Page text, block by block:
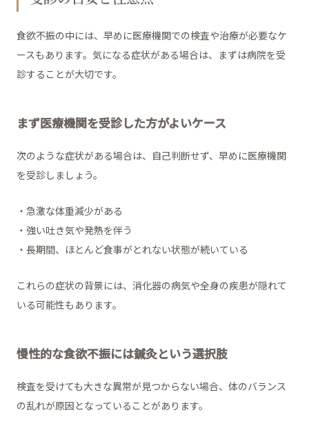
食欲不振の中には、早めに医療機関での検査や治療が必要なケ
ースもあります。気になる症状がある場合は、まずは病院を受
診することが大切です。
まず医療機関を受診した方がよいケース
次のような症状がある場合は、自己判断せず、早めに医療機関
を受診しましょう。
・急激な体重減少がある
・強い吐き気や発熱を伴う
・長期間、ほとんど食事がとれない状態が続いている
これらの症状の背景には、消化器の病気や全身の疾患が隠れて
いる可能性もあります。
慢性的な食欲不振には鍼灸という選択肢
検査を受けても大きな異常が見つからない場合、体のバランス
の乱れが原因となっていることがあります。